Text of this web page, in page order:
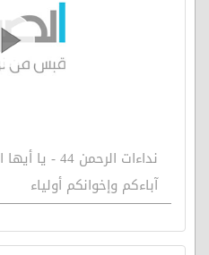
نداءات الرحمن
آباءكم وإخوانكم أولياء